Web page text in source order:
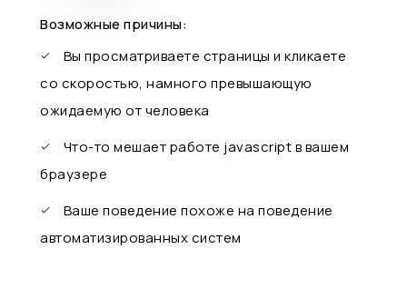
Возможные причины:
Вы просматриваете страницы и кликаете
со скоростью, намного превышающую
ожидаемую от человека
Что-то мешает работе javascript в вашем
браузере
Ваше поведение похоже на поведение
автоматизированных систем